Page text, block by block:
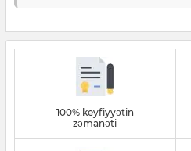
100% keyfiyyətin
zəmanəti